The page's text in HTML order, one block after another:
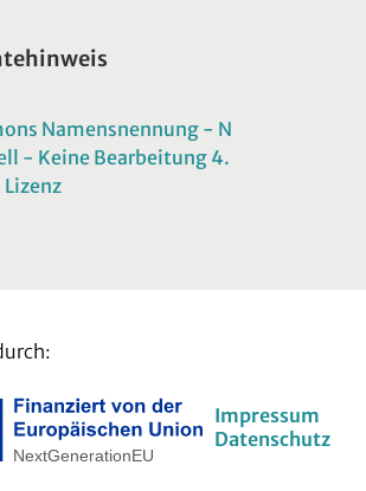
Namensnennung - N
- Keine Bearbeitung 4.
Impressum
Datenschutz